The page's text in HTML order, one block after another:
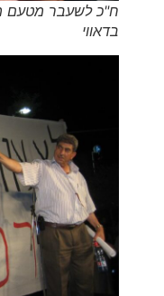
ח"כ לשעבר מטעם
בדאווי